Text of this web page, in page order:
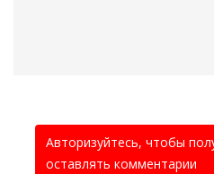
Авторизуйтесь, чтобы
оставлять комментарии